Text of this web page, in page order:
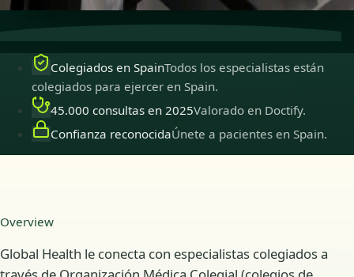
Colegiados en SpainTodos los especialistas están
colegiados para ejercer en Spain.
45.000 consultas en 2025Valorado en Doctify.
Confianza reconocidaÚnete a pacientes en Spain.
Overview
Global Health le conecta con especialistas colegiados a